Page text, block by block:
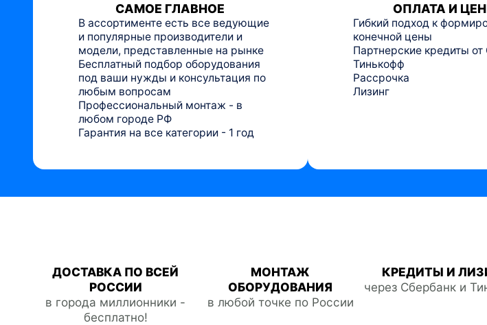
САМОЕ ГЛАВНОЕ
В ассортименте есть все ведующие
и популярные производители и
модели, представленные на рынке
Бесплатный подбор оборудования
под ваши нужды и консультация по
любым вопросам
Профессиональный монтаж - в
любом городе РФ
Гарантия на все категории - 1 год
ОПЛАТА И
Гибкий подход к
конечной цены
Партнерские кредиты от
Тинькофф
Рассрочка
Лизинг
ДОСТАВКА ПО ВСЕЙ
РОССИИ
в города миллионники -
бесплатно!
МОНТАЖ
ОБОРУДОВАНИЯ
в любой точке по России
КРЕДИТЫ И
через Сбербанк и